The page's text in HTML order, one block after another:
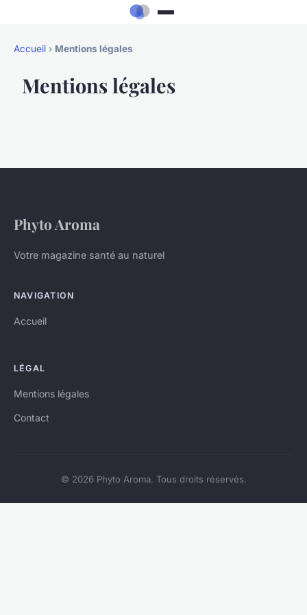
Accueil › Mentions légales
Mentions légales
Phyto Aroma
Votre magazine santé au naturel
NAVIGATION
Accueil
LÉGAL
Mentions légales
Contact
© 2026 Phyto Aroma. Tous droits réservés.